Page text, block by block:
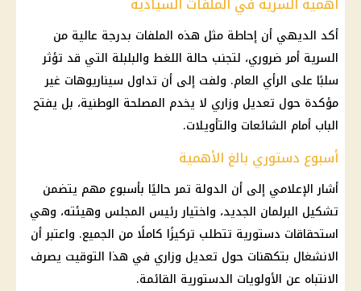
أكد الديهي أن إحاطة مثل هذه الملفات بدرجة عالية من
السرية أمر ضروري، لتجنب حالة اللغط والبلبلة التي قد تؤثر
سلبًا على الرأي العام. ولفت إلى أن تداول سيناريوهات غير
مؤكدة حول تعديل وزاري لا يخدم المصلحة الوطنية، بل يفتح
الباب أمام الشائعات والتأويلات.
أسبوع دستوري بالغ الأهمية
أشار الإعلامي إلى أن الدولة تمر حاليًا بأسبوع مهم يتضمن
تشكيل البرلمان الجديد، واختيار رئيس المجلس وهيئته، وهي
استحقاقات دستورية تتطلب تركيزًا كاملًا من الجميع. واعتبر أن
الانشغال بتكهنات حول تعديل وزاري في هذا التوقيت يصرف
الانتباه عن الأولويات الدستورية القائمة.